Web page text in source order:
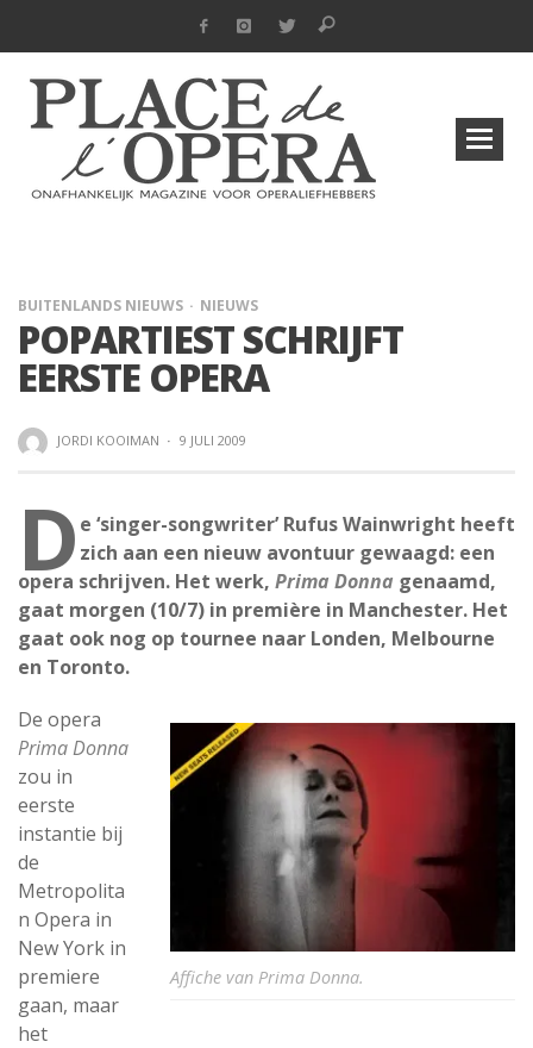
BUITENLANDS NIEUWS NIEUWS
POPARTIEST SCHRIJFT
EERSTE OPERA
JORDI KOOIMAN · 9 JULI 2009
D e ‘singer-songwriter’ Rufus Wainwright heeft
zich aan een nieuw avontuur gewaagd: een
opera schrijven. Het werk, Prima Donna genaamd,
gaat morgen (10/7) in première in Manchester. Het
gaat ook nog op tournee naar Londen, Melbourne
en Toronto.
Affiche van Prima Donna.
De opera
Prima Donna
zou in
eerste
instantie bij
de
Metropolita
n Opera in
New York in
premiere
gaan, maar
het